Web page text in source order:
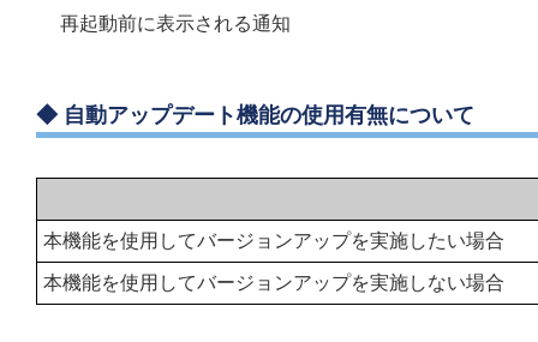
再起動前に表示される通知
◆ 自動アップデート機能の使用有無について
本機能を使用してバージョンアップを実施したい場合
本機能を使用してバージョンアップを実施しない場合